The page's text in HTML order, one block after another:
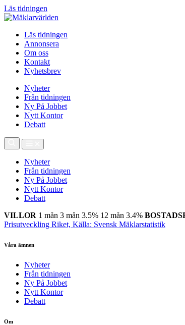
Läs tidningen
Läs tidningen
Annonsera
Om oss
Kontakt
Nyhetsbrev
Nyheter
Från tidningen
Ny På Jobbet
Nytt Kontor
Debatt
Nyheter
Från tidningen
Ny På Jobbet
Nytt Kontor
Debatt
VILLOR 1 mån 3 mån 3.5% 12 mån 3.4%
Prisutveckling Riket, Källa: Svensk Mäklarstatistik
Våra ämnen
Nyheter
Från tidningen
Ny På Jobbet
Nytt Kontor
Debatt
Om